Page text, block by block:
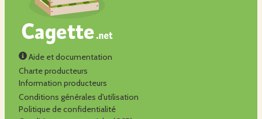
Aide et documentation
Charte producteurs
Information producteurs
Conditions générales d'utilisation
Politique de confidentialité